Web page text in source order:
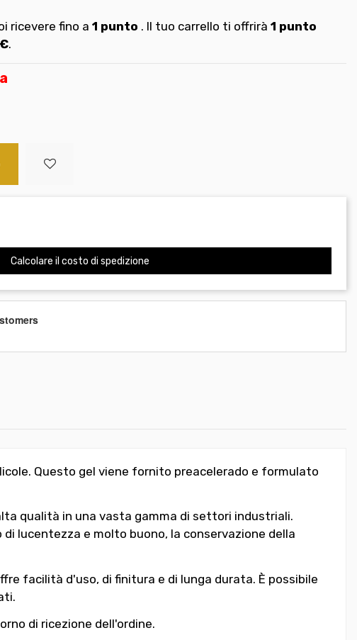
ricevere fino a 1 punto . Il tuo carrello ti offrirà 1 punto
.
Calcolare il costo di spedizione
Questo gel viene fornito preacelerado e formulato
qualità in una vasta gamma di settori industriali.
lucentezza e molto buono, la conservazione della
facilità d'uso, di finitura e di lunga durata. È possibile
di ricezione dell'ordine.